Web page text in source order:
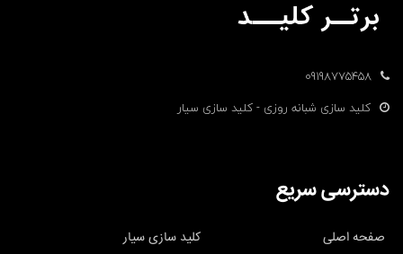
09198775458
کلید سازی شبانه روزی - کلید سازی سیار
دسترسی سریع
صفحه اصلی کلید سازی سیار